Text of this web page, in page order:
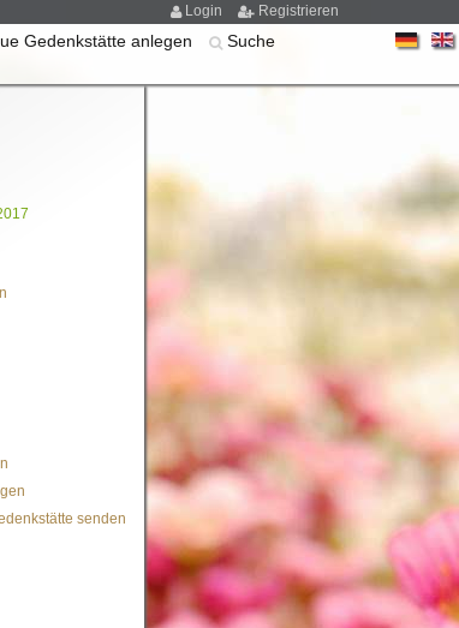
Login Registrieren
Gedenkstätte anlegen Suche
senden